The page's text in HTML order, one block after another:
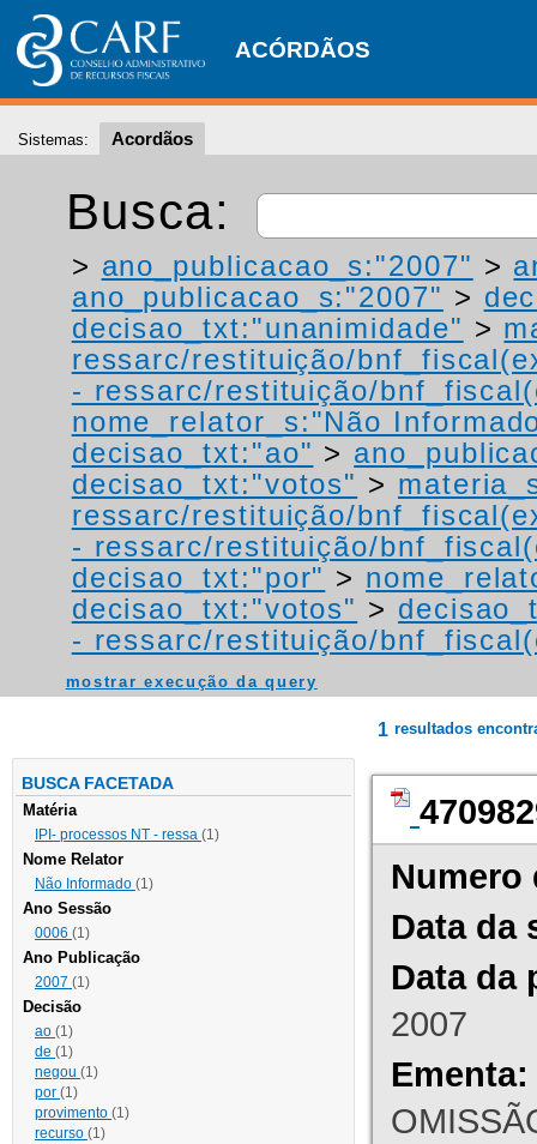
ACÓRDÃOS
Sistemas: Acordãos
Busca:
> ano_publicacao_s:"2007" >
ano_publicacao_s:"2007" >
decisao_txt:"unanimidade" >
ressarc/restituição/
- ressarc/restituição/
nome_relator_s:"Não
decisao_txt:"ao" >
decisao_txt:"votos" >
ressarc/restituição/
- ressarc/restituição/
decisao_txt:"por" >
decisao_txt:"votos" >
- ressarc/restituição/
mostrar execução da query
BUSCA FACETADA
Matéria
IPI- processos NT - ressa (1)
Nome Relator
Não Informado (1)
Ano Sessão
0006 (1)
Ano Publicação
2007 (1)
Decisão
ao (1)
de (1)
negou (1)
por (1)
provimento (1)
recurso (1)
1 resultados
Numero
Data da
Data da
2007
Ementa: